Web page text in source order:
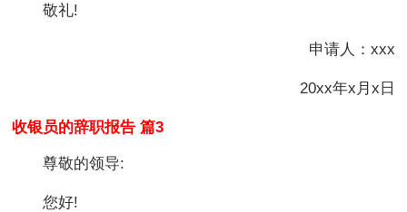
敬礼!
申请人：xxx
20xx年x月x日
收银员的辞职报告 篇3
尊敬的领导:
您好!